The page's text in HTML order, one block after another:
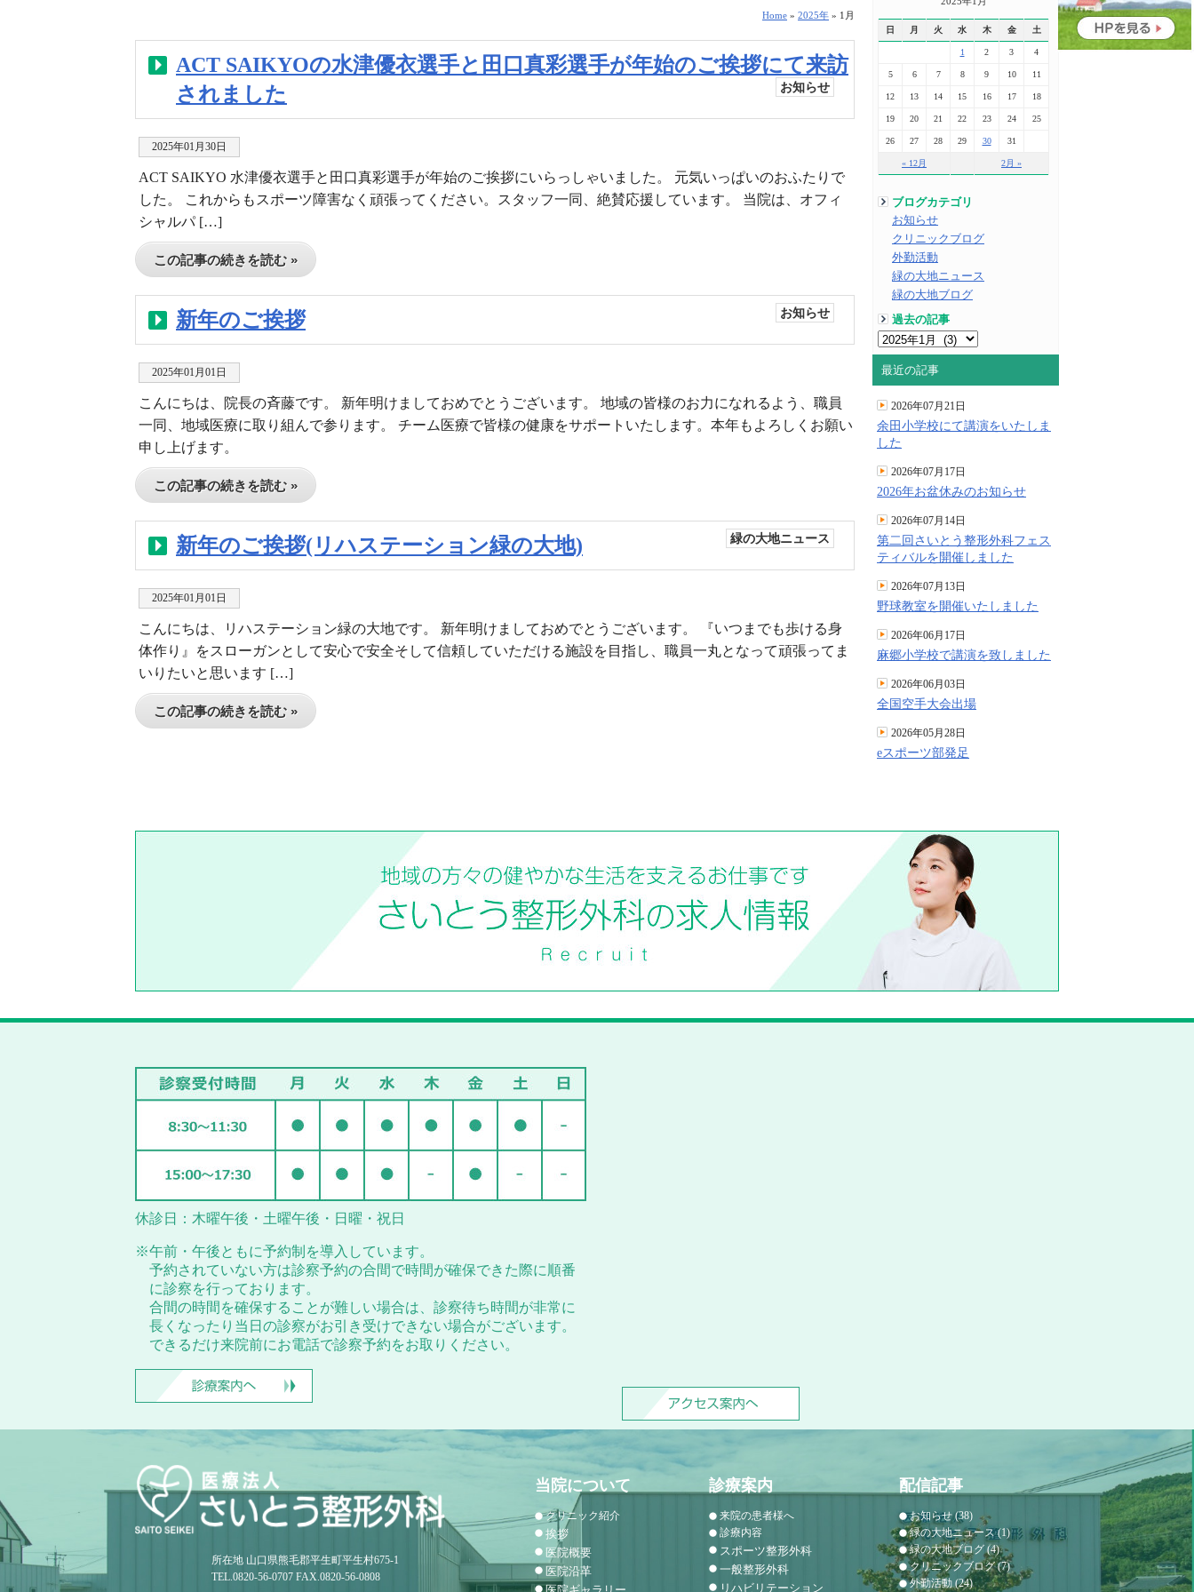
日 月 火 水 木 金 土
« 12月 2月 »
1 2 3 4
5 6 7 8 9 10 11
12 13 14 15 16 17 18
19 20 21 22 23 24 25
26 27 28 29 30 31
ブログカテゴリ
お知らせ
クリニックブログ
外勤活動
緑の大地ニュース
緑の大地ブログ
過去の記事
最近の記事
2026年07月21日
余田小学校にて講演をいたしま
した
2026年07月17日
2026年お盆休みのお知らせ
2026年07月14日
第二回さいとう整形外科フェス
ティバルを開催しました
2026年07月13日
野球教室を開催いたしました
2026年06月17日
麻郷小学校で講演を致しました
2026年06月03日
全国空手大会出場
2026年05月28日
eスポーツ部発足
Home » 2025年 » 1月
ACT SAIKYOの水津優衣選手と田口真彩選手が年始のご挨拶にて来訪
されました
お知らせ
2025年01月30日
ACT SAIKYO 水津優衣選手と田口真彩選手が年始のご挨拶にいらっしゃいました。 元気いっぱいのおふたりで
した。 これからもスポーツ障害なく頑張ってください。スタッフ一同、絶賛応援しています。 当院は、オフィ
シャルパ […]
この記事の続きを読む »
新年のご挨拶 お知らせ
2025年01月01日
こんにちは、院長の斉藤です。 新年明けましておめでとうございます。 地域の皆様のお力になれるよう、職員
一同、地域医療に取り組んで参ります。 チーム医療で皆様の健康をサポートいたします。本年もよろしくお願い
申し上げます。
この記事の続きを読む »
新年のご挨拶(リハステーション緑の大地) 緑の大地ニュース
2025年01月01日
こんにちは、リハステーション緑の大地です。 新年明けましておめでとうございます。 『いつまでも歩ける身
体作り』をスローガンとして安心で安全そして信頼していただける施設を目指し、職員一丸となって頑張ってま
いりたいと思います […]
この記事の続きを読む »
休診日：木曜午後・土曜午後・日曜・祝日
※午前・午後ともに予約制を導入しています。
予約されていない方は診察予約の合間で時間が確保できた際に順番
に診察を行っております。
合間の時間を確保することが難しい場合は、診察待ち時間が非常に
長くなったり当日の診察がお引き受けできない場合がございます。
できるだけ来院前にお電話で診察予約をお取りください。
所在地 山口県熊毛郡平生町平生村675-1
TEL.0820-56-0707 FAX.0820-56-0808
当院について
クリニック紹介
挨拶
医院概要
医院沿革
診療案内
来院の患者様へ
診療内容
スポーツ整形外科
一般整形外科
リハビリテーション
配信記事
お知らせ(38)
緑の大地ニュース(1)
緑の大地ブログ(4)
クリニックブログ(7)
外勤活動 (24)